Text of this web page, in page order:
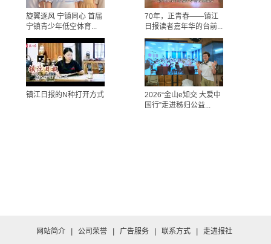
旋翼逐风 宁镇同心 首届
宁镇青少年低空体育...
70年，正青春——镇江
日报读者嘉年华的台前...
镇江日报的N种打开方式
2026“金山e知交 大爱中
国行”走进秭归公益...
网站简介 | 公司荣誉 | 广告服务 | 联系方式 | 走进报社